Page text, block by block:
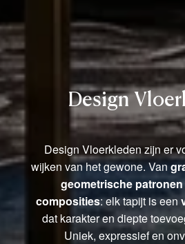
Design
Design Vloerkleden zijn er
wijken van het gewone. Van
geometrische patronen
composities: elk tapijt is een
dat karakter en diepte
Uniek, expressief en